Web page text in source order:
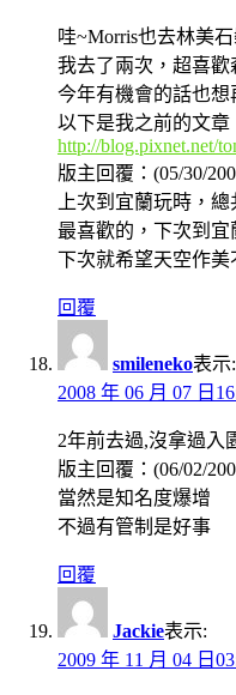
哇~Morris也去林美石
我去了兩次，超喜歡
今年有機會的話也想
以下是我之前的文
http://blog.pixnet.net/
版主回覆：(05/30/
上次到宜蘭玩時，
最喜歡的，下次到
下次就希望天空作
回覆
smileneko表示:
2008 年 06 月 07 日
2年前去過,沒拿過入
版主回覆：(06/02/
當然是知名度爆增
不過有管制是好事
回覆
Jackie表示:
2009 年 11 月 04 日